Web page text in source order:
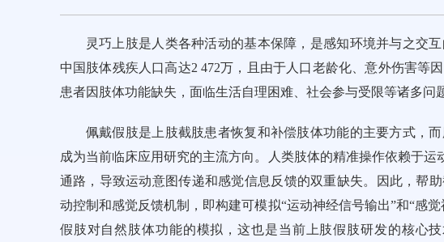
灵巧上肢是人类各种活动的基本保障，是感知环境并与之交
中国肢体残疾人口高达2 472万，且由于人口老龄化、意外伤害等
患者因肢体功能缺失，面临生活自理困难、社会参与受限等诸多问
佩戴假肢是上肢截肢患者恢复和补偿肢体功能的主要方式，
成为当前临床应用研究的主流方向。人类肢体的精准操作依赖于运
通路，导致运动意图传递和感觉信息反馈的双重缺失。因此，帮
动控制和感觉反馈机制，即构建可模拟“运动神经信号输出”和“感
假肢对自然肢体功能的模拟，这也是当前上肢假肢研发的核心技